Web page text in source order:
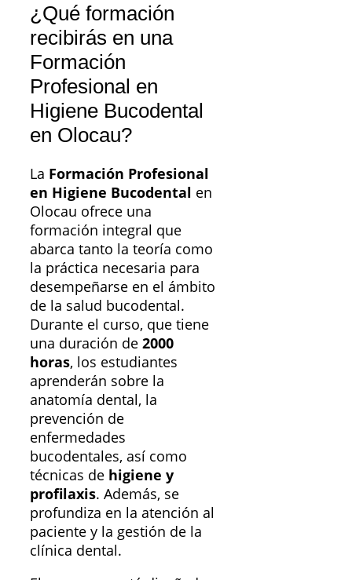
¿Qué formación
recibirás en una
Formación
Profesional en
Higiene Bucodental
en Olocau?
La Formación Profesional
en Higiene Bucodental en
Olocau ofrece una
formación integral que
abarca tanto la teoría como
la práctica necesaria para
desempeñarse en el ámbito
de la salud bucodental.
Durante el curso, que tiene
una duración de 2000
horas, los estudiantes
aprenderán sobre la
anatomía dental, la
prevención de
enfermedades
bucodentales, así como
técnicas de higiene y
profilaxis. Además, se
profundiza en la atención al
paciente y la gestión de la
clínica dental.